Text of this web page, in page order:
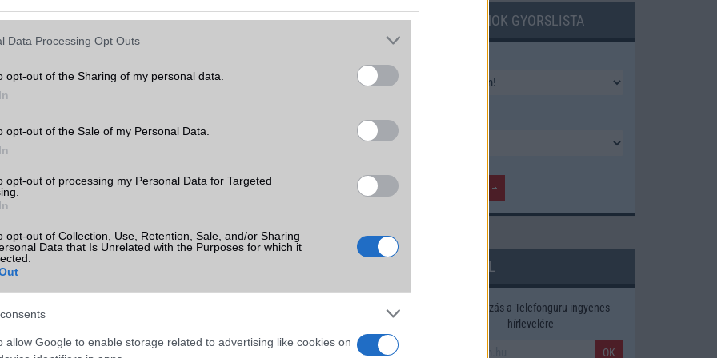
Data Processing Opt Outs
opt-out of the Sharing of my personal data.
opt-out of the Sale of my Personal Data.
opt-out of processing my Personal Data for Targeted
opt-out of Collection, Use, Retention, Sale, and/or Sharing
Data that Is Unrelated with the Purposes for which it
allow Google to enable storage related to advertising like cookies on
Lava Yuva 2
Lava Xolo X900
Lava Blaze 2 Pro Lava Yuva 3 Lava Blaze 1X
TELEFONOK GYORSLISTA
HÍRLEVÉL
Feliratkozás a Telefonguru ingyenes
hírlevelére
OK